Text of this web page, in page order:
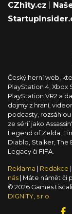
CZhity.cz
Český herní web,
PlayStation 4, Xbox
PlayStation VR2 a
dojmy z hraní,
podcasty,
ze sérií jako
Legend of Zelda,
Diablo, Stalker, The
Legacy či FIFA.
Reklama Redakce
nás
| Máte námět či
© 2026
DIGNITY, s.r.o.